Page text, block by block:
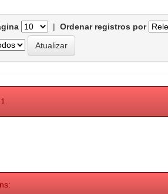
| Ordenar registros por